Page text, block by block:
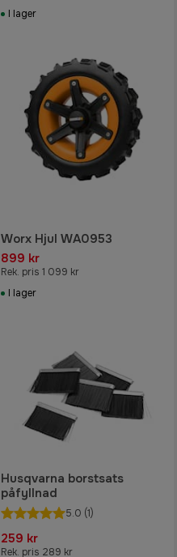
I lager
Worx Hjul WA0953
899 kr
Rek. pris 1 099 kr
I lager
Husqvarna borstsats
påfyllnad
5.0 (1)
259 kr
Rek. pris 289 kr